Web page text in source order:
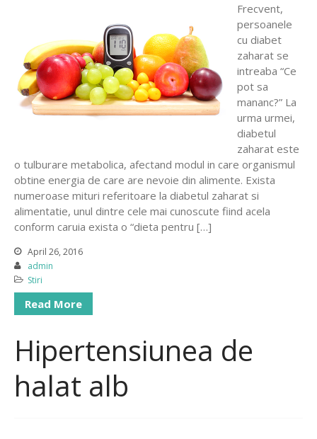
Frecvent,
persoanele
cu diabet
zaharat se
intreaba “Ce
pot sa
mananc?” La
urma urmei,
diabetul
zaharat este
o tulburare metabolica, afectand modul in care organismul
obtine energia de care are nevoie din alimente. Exista
numeroase mituri referitoare la diabetul zaharat si
alimentatie, unul dintre cele mai cunoscute fiind acela
conform caruia exista o “dieta pentru […]
April 26, 2016
admin
Stiri
Read More
Hipertensiunea de
halat alb